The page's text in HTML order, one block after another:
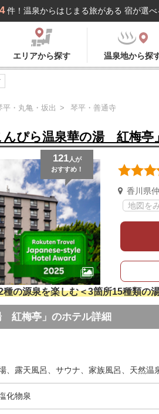
件！温泉からはじまる旅がある 宿が選
エリアから探す 温泉地から探
平・丸亀・坂出 琴平・善通寺
んぴら温泉華の湯 紅梅亭
121人が
おすすめ！
香川県
地図を
の源泉を楽しむ＜3箇所15種類の
紅梅亭」のホテル詳細
、露天風呂、サウナ、家族風呂、天然温
化物泉